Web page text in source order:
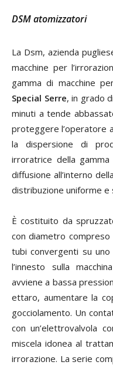
DSM atomizzatori
La Dsm, azienda
macchine per
gamma di macchine
Special Serre, in grado
minuti a tende
proteggere l’operatore
la dispersione di
irroratrice della
diffusione all’interno
distribuzione uniforme
È costituito da
con diametro
tubi convergenti su
l’innesto sulla
avviene a bassa
ettaro, aumentare la
gocciolamento. Un
con un’elettrovalvola
miscela idonea al
irrorazione. La serie